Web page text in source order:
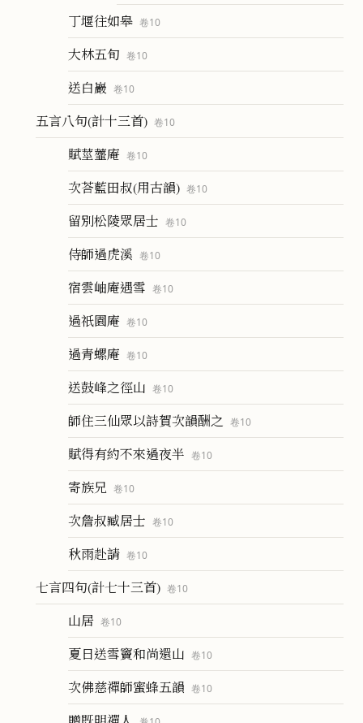
丁堰往如皋 卷10
大林五旬 卷10
送白巖 卷10
五言八句(計十三首) 卷10
賦莖虀庵 卷10
次荅藍田叔(用古韻) 卷10
留別松陵眾居士 卷10
侍師過虎溪 卷10
宿雲岫庵遇雪 卷10
過祇園庵 卷10
過青螺庵 卷10
送鼓峰之徑山 卷10
師住三仙眾以詩賀次韻酬之 卷10
賦得有約不來過夜半 卷10
寄族兄 卷10
次詹叔臧居士 卷10
秋雨赴請 卷10
七言四句(計七十三首) 卷10
山居 卷10
夏日送雪竇和尚還山 卷10
次佛慈禪師蜜蜂五韻 卷10